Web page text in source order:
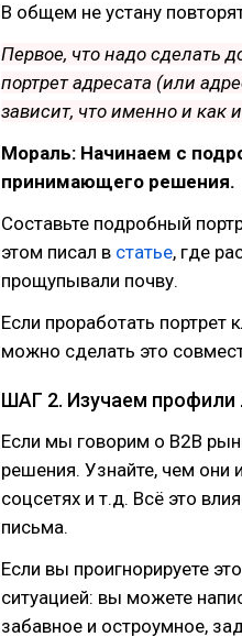
В общем не устану
Первое, что надо сделать
портрет адресата (или
зависит, что именно и как
Мораль: Начинаем с
принимающего решения.
Составьте подробный
этом писал в статье, где
прощупывали почву.
Если проработать портрет
можно сделать это
ШАГ 2. Изучаем
Если мы говорим о B2B
решения. Узнайте, чем они
соцсетях и т.д. Всё это
письма.
Если вы проигнорируете
ситуацией: вы можете
забавное и остроумное,